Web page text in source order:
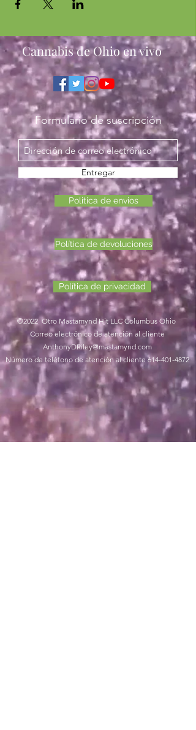
Cannabis de Ohio en vivo
Formulario de suscripción
Entregar
Politica de envios
Política de devoluciones
Política de privacidad
©2022 Otro Mastamynd Hit LLC Columbus Ohio
Correo electrónico de atención al cliente
AnthonyDRiley@mastamynd.com
Número de teléfono de atención al cliente614-401-4872